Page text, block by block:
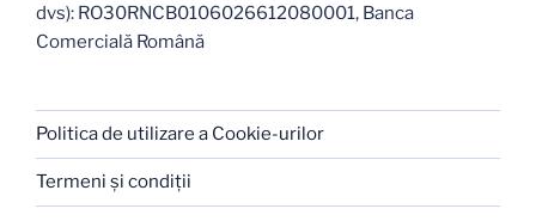
dvs): RO30RNCB0106026612080001, Banca
Comercială Română
Politica de utilizare a Cookie-urilor
Termeni şi condiţii